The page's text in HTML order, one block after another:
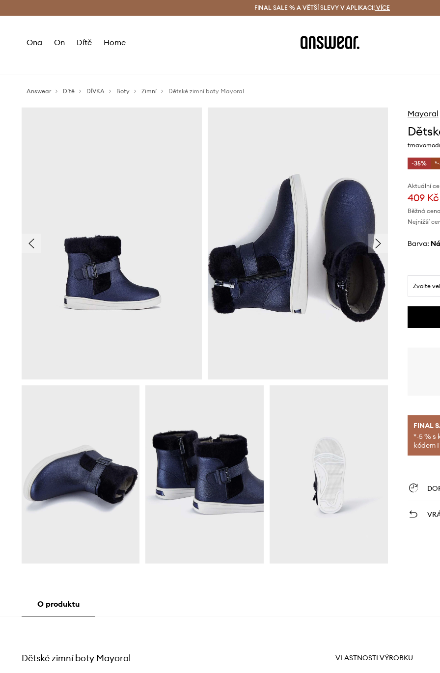
Doručení a vrácení zdarma (od 1800 Kč) Doručení i do 24 h
FINAL SALE % A VĚTŠÍ SLEVY V APLIKACI! VÍCE
Ona On Dítě Home
Answear Dítě DÍVKA Boty Zimní Dětské zimní boty Mayoral
Mayoral
-35%
Aktuální
409 Kč
Běžná
Nejnižší
Barva:
Zvolte
FINAL
*-5 % s
kódem
O produktu
Dětské zimní boty Mayoral VLASTNOSTI VÝROBKU